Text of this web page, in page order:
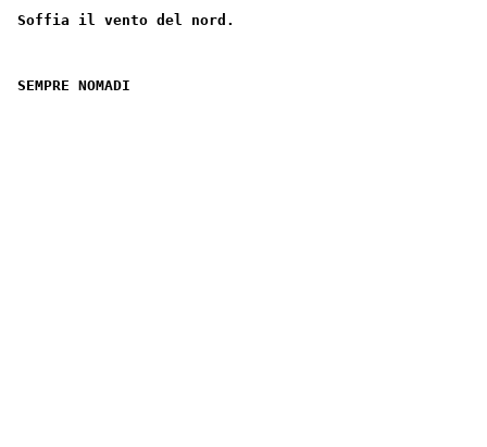
Soffia il vento del nord.
SEMPRE NOMADI